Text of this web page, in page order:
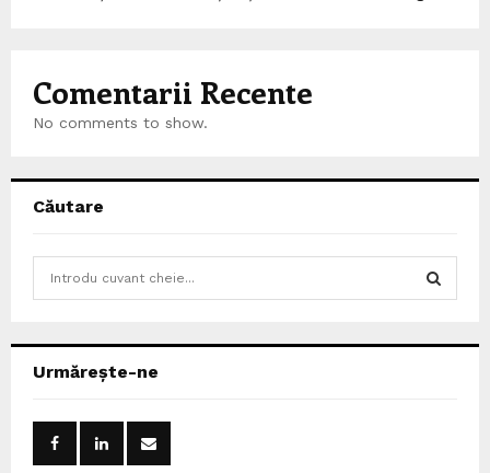
Comentarii Recente
No comments to show.
Căutare
h
Urmărește-ne